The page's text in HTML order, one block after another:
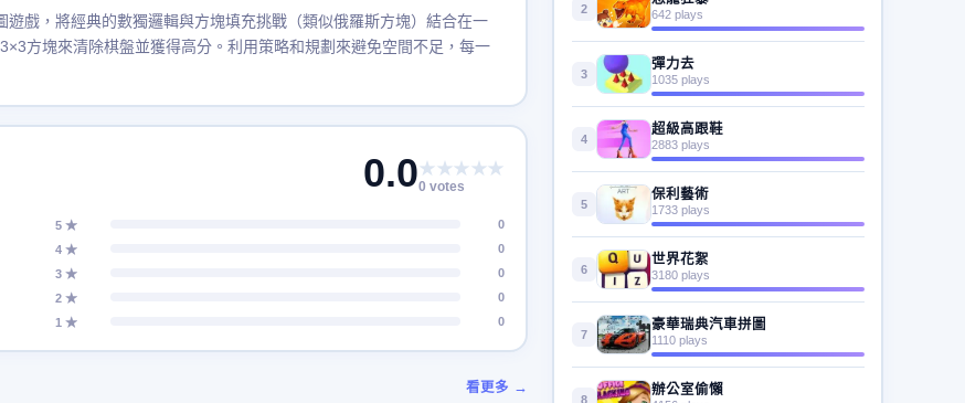
戲，將經典的數獨邏輯與方塊填充挑戰（類似俄羅斯方塊）結合在一
方塊來清除棋盤並獲得高分。利用策略和規劃來避免空間不足，每一
0.0★★★★★
0 votes
5 ★
0
4 ★
0
3 ★
0
2 ★
0
1 ★
0
看更多 →
2 642 plays
3
彈力去
1035 plays
4
超級高跟鞋
2883 plays
5
保利藝術
1733 plays
6
世界花絮
3180 plays
7
豪華瑞典汽車拼圖
1110 plays
8
辦公室偷懶